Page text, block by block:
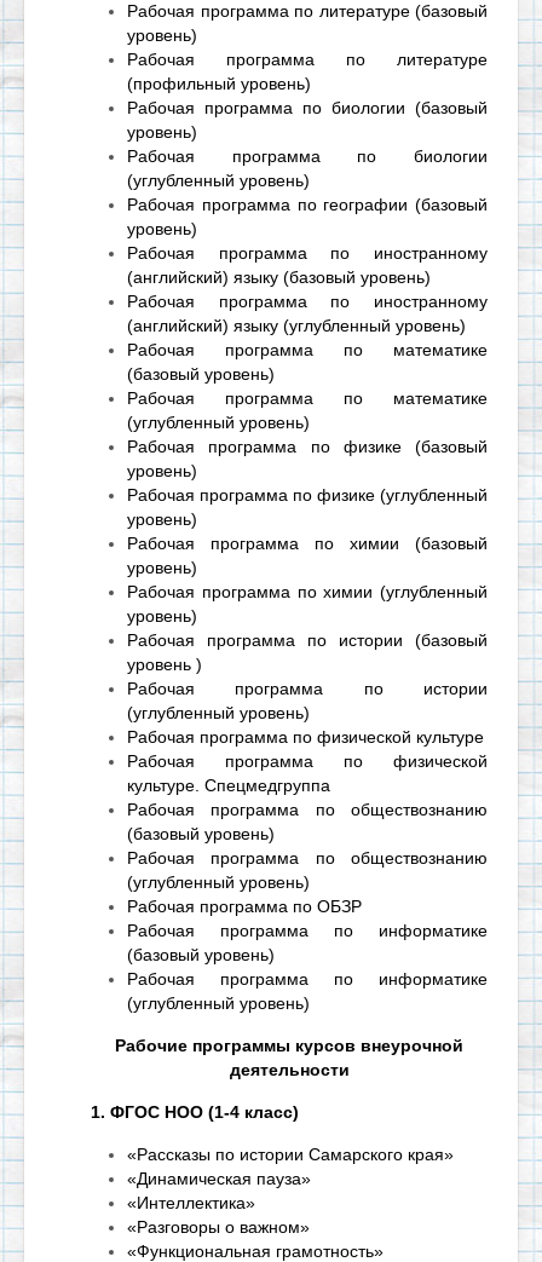
Рабочая программа по литературе (базовый
уровень)
Рабочая программа по литературе
(профильный уровень)
Рабочая программа по биологии (базовый
уровень)
Рабочая программа по биологии
(углубленный уровень)
Рабочая программа по географии (базовый
уровень)
Рабочая программа по иностранному
(английский) языку (базовый уровень)
Рабочая программа по иностранному
(английский) языку (углубленный уровень)
Рабочая программа по математике
(базовый уровень)
Рабочая программа по математике
(углубленный уровень)
Рабочая программа по физике (базовый
уровень)
Рабочая программа по физике (углубленный
уровень)
Рабочая программа по химии (базовый
уровень)
Рабочая программа по химии (углубленный
уровень)
Рабочая программа по истории (базовый
уровень )
Рабочая программа по истории
(углубленный уровень)
Рабочая программа по физической культуре
Рабочая программа по физической
культуре. Спецмедгруппа
Рабочая программа по обществознанию
(базовый уровень)
Рабочая программа по обществознанию
(углубленный уровень)
Рабочая программа по ОБЗР
Рабочая программа по информатике
(базовый уровень)
Рабочая программа по информатике
(углубленный уровень)
Рабочие программы курсов внеурочной
деятельности
1. ФГОС НОО (1-4 класс)
«Рассказы по истории Самарского края»
«Динамическая пауза»
«Интеллектика»
«Разговоры о важном»
«Функциональная грамотность»